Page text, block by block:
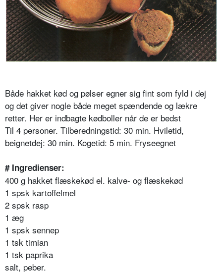
Både hakket kød og pølser egner sig fint som fyld i dej
og det giver nogle både meget spændende og lækre
retter. Her er indbagte kødboller når de er bedst
Til 4 personer. Tilberedningstid: 30 min. Hviletid,
beignetdej: 30 min. Kogetid: 5 min. Fryseegnet
# Ingredienser:
400 g hakket flæskekød el. kalve- og flæskekød
1 spsk kartoffelmel
2 spsk rasp
1 æg
1 spsk sennep
1 tsk timian
1 tsk paprika
salt, peber.